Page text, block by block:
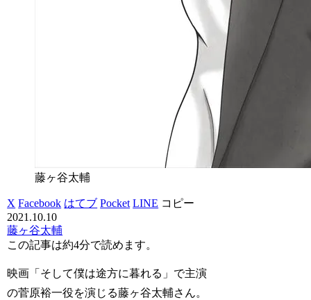
藤ヶ谷太輔
X Facebook はてブ Pocket LINE コピー
2021.10.10
藤ヶ谷太輔
この記事は約4分で読めます。
映画「そして僕は途方に暮れる」で主演
の菅原裕一役を演じる藤ヶ谷太輔さん。